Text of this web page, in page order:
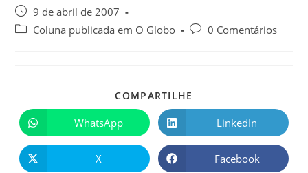
9 de abril de 2007
Coluna publicada em O Globo
0 Comentários
COMPARTILHE
WhatsApp LinkedIn
X Facebook